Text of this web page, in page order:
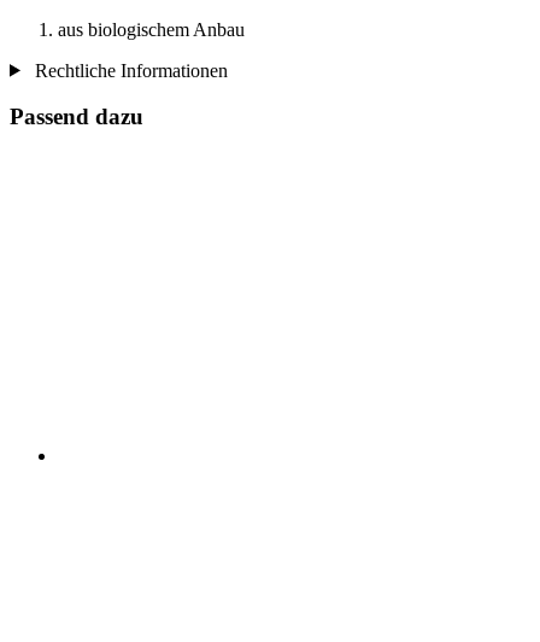
aus biologischem Anbau
Rechtliche Informationen
Passend dazu